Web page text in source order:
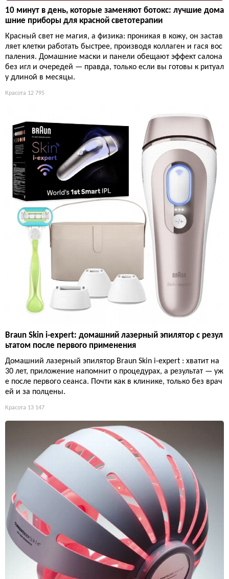
10 минут в день, которые заменяют ботокс: лучшие дома
шние приборы для красной светотерапии
Красный свет не магия, а физика: проникая в кожу, он застав
ляет клетки работать быстрее, производя коллаген и гася вос
паления. Домашние маски и панели обещают эффект салона
без игл и очередей — правда, только если вы готовы к ритуал
у длиной в месяцы.
Красота 12 795
Braun Skin i-expert: домашний лазерный эпилятор с резул
ьтатом после первого применения
Домашний лазерный эпилятор Braun Skin i-expert : хватит на
30 лет, приложение напомнит о процедурах, а результат — уж
е после первого сеанса. Почти как в клинике, только без врач
ей и за полцены.
Красота 13 147